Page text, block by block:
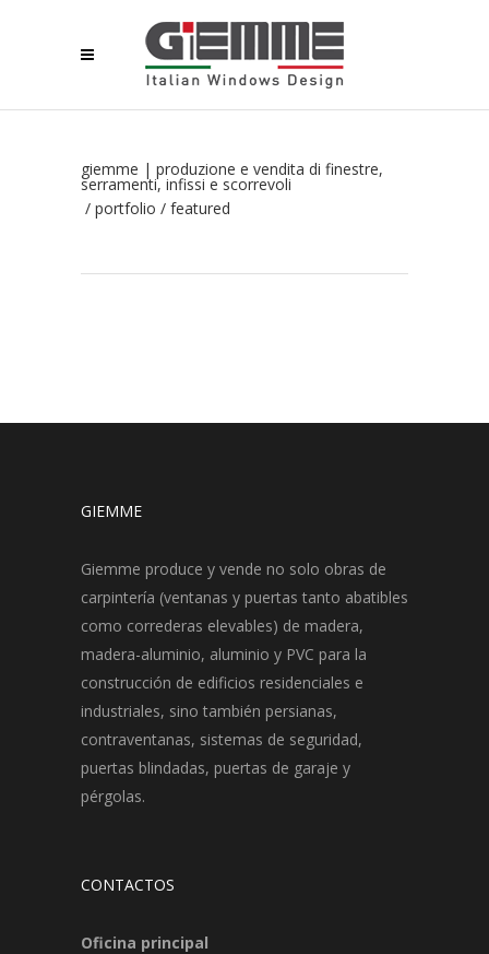
giemme | produzione e vendita di finestre,
serramenti, infissi e scorrevoli
/ portfolio / featured
GIEMME
Giemme produce y vende no solo obras de
carpintería (ventanas y puertas tanto abatibles
como correderas elevables) de madera,
madera-aluminio, aluminio y PVC para la
construcción de edificios residenciales e
industriales, sino también persianas,
contraventanas, sistemas de seguridad,
puertas blindadas, puertas de garaje y
pérgolas.
CONTACTOS
Oficina principal